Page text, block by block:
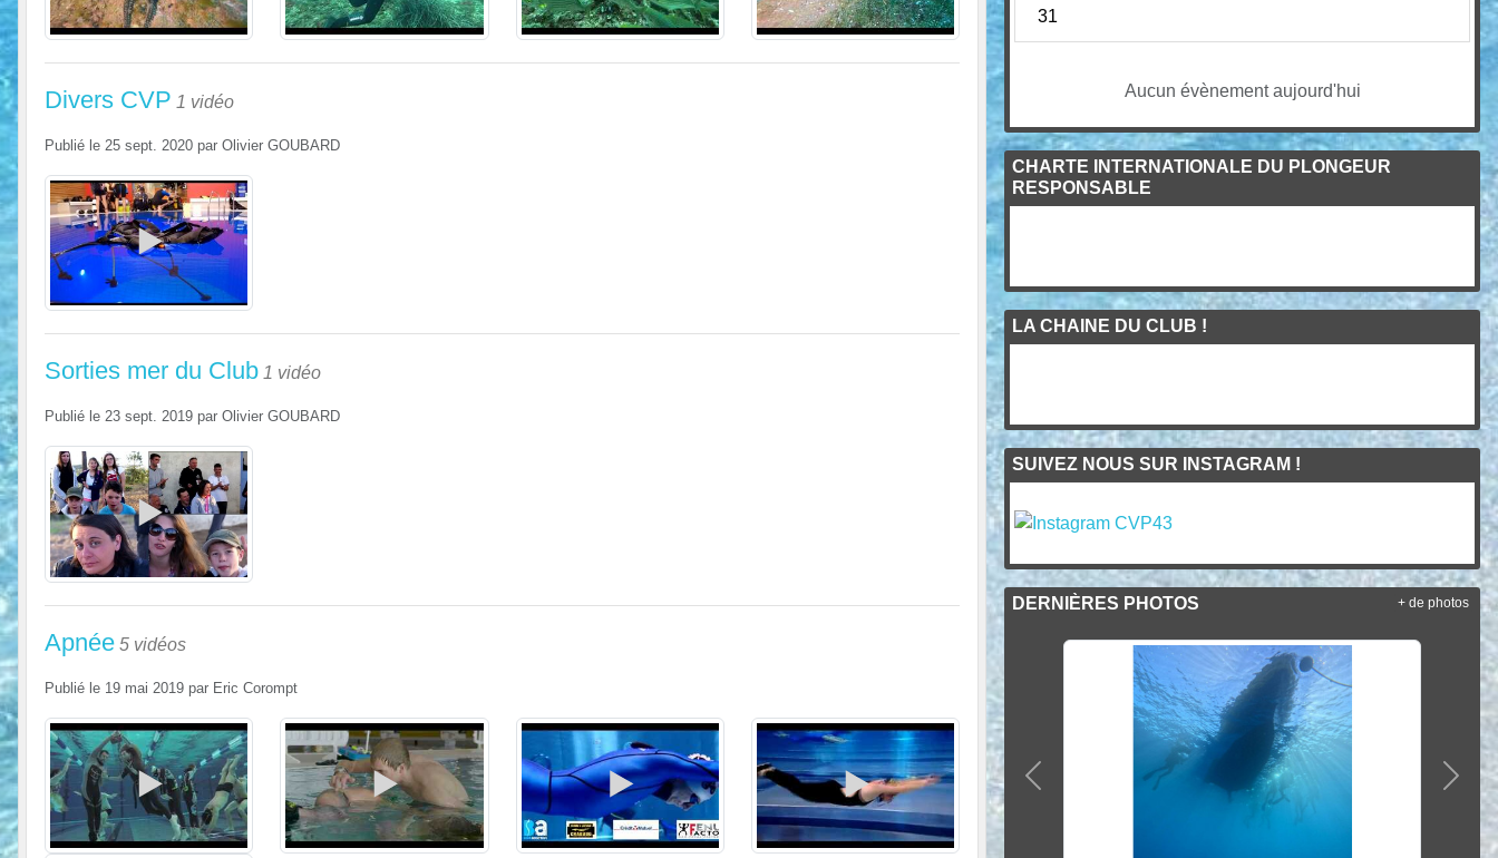
Divers CVP 1 vidéo
Publié le 25 sept. 2020 par Olivier GOUBARD
Sorties mer du Club 1 vidéo
Publié le 23 sept. 2019 par Olivier GOUBARD
Apnée 5 vidéos
Publié le 19 mai 2019 par Eric Corompt
31
Aucun évènement aujourd'hui
CHARTE INTERNATIONALE DU PLONGEUR
RESPONSABLE
LA CHAINE DU CLUB !
SUIVEZ NOUS SUR INSTAGRAM !
DERNIÈRES PHOTOS
Précedent
+ de photos